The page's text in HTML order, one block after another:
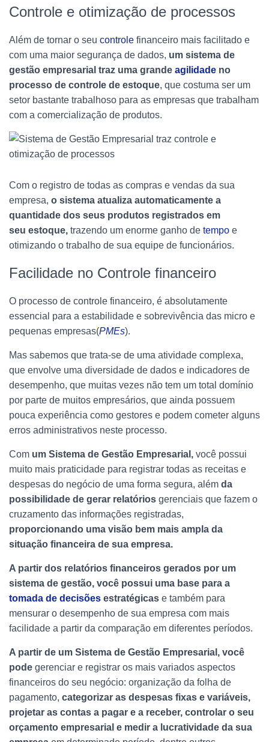
Controle e otimização de processos
Além de tornar o seu controle financeiro mais facilitado e
com uma maior segurança de dados, um sistema de
gestão empresarial traz uma grande agilidade no
processo de controle de estoque, que costuma ser um
setor bastante trabalhoso para as empresas que trabalham
com a comercialização de produtos.
Com o registro de todas as compras e vendas da sua
empresa, o sistema atualiza automaticamente a
quantidade dos seus produtos registrados em
seu estoque, trazendo um enorme ganho de tempo e
otimizando o trabalho de sua equipe de funcionários.
Facilidade no Controle financeiro
O processo de controle financeiro, é absolutamente
essencial para a estabilidade e sobrevivência das micro e
pequenas empresas(PMEs).
Mas sabemos que trata-se de uma atividade complexa,
que envolve uma diversidade de dados e indicadores de
desempenho, que muitas vezes não tem um total domínio
por parte de muitos empresários, que ainda possuem
pouca experiência como gestores e podem cometer alguns
erros administrativos neste processo.
Com um Sistema de Gestão Empresarial, você possui
muito mais praticidade para registrar todas as receitas e
despesas do negócio de uma forma segura, além da
possibilidade de gerar relatórios gerenciais que fazem o
cruzamento das informações registradas,
proporcionando uma visão bem mais ampla da
situação financeira de sua empresa.
A partir dos relatórios financeiros gerados por um
sistema de gestão, você possui uma base para a
tomada de decisões estratégicas e também para
mensurar o desempenho de sua empresa com mais
facilidade a partir da comparação em diferentes períodos.
A partir de um Sistema de Gestão Empresarial, você
pode gerenciar e registrar os mais variados aspectos
financeiros do seu negócio: organização da folha de
pagamento, categorizar as despesas fixas e variáveis,
projetar as contas a pagar e a receber, controlar o seu
orçamento empresarial e medir a lucratividade da sua